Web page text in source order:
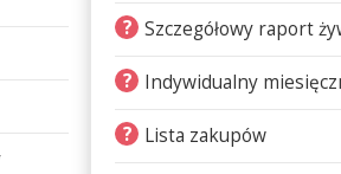
? Szczegółowy raport
? Indywidualny
? Lista zakupów